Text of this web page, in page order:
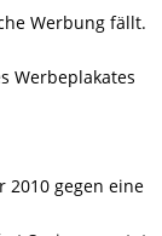
Werbung fällt.
Werbeplakates
2010 gegen eine